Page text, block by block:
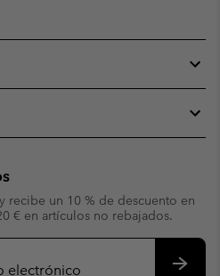
recibe un 10 % de descuento en
€ en artículos no rebajados.